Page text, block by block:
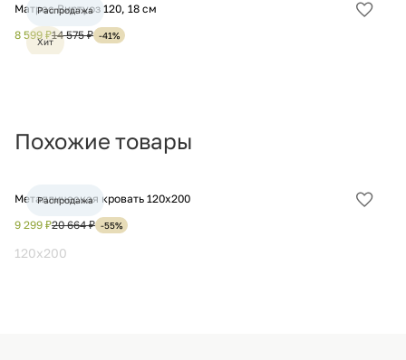
Матрас Виртуоз 120, 18 см
8 599 ₽14 575 ₽ -41%
Распродажа
Хит
Похожие товары
Металлическая кровать 120х200
9 299 ₽20 664 ₽ -55%
Распродажа
120x200